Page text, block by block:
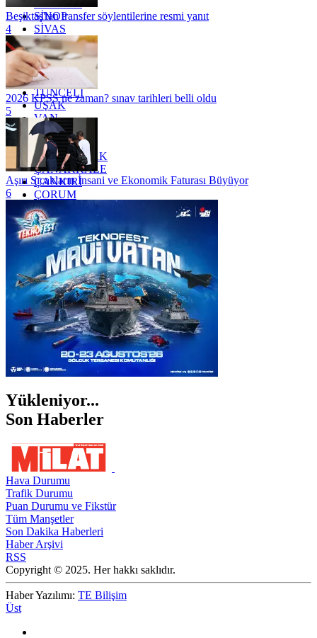
SİNOP
SİVAS
SİİRT
TEKİRDAĞ
TOKAT
TRABZON
TUNCELİ
UŞAK
VAN
YALOVA
YOZGAT
ZONGULDAK
ÇANAKKALE
ÇANKIRI
ÇORUM
İSTANBUL
İZMİR
ŞANLIURFA
ŞIRNAK
Beşiktaş'tan transfer söylentilerine resmi yanıt
4
2026 KPSS ne zaman? sınav tarihleri belli oldu
5
Aşırı Sıcakların İnsani ve Ekonomik Faturası Büyüyor
6
Yükleniyor...
Son Haberler
Hava Durumu
Trafik Durumu
Puan Durumu ve Fikstür
Tüm Manşetler
Son Dakika Haberleri
Haber Arşivi
RSS
Copyright © 2025. Her hakkı saklıdır.
Haber Yazılımı: TE Bilişim
Üst